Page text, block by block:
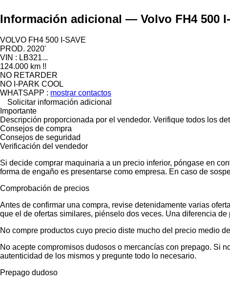
Información adicional — Volvo FH4 500 I-
VOLVO FH4 500 I-SAVE
PROD. 2020'
VIN : LB321...
124.000 km !!
NO RETARDER
NO I-PARK COOL
WHATSAPP : mostrar contactos
Solicitar información adicional
Importante
Descripción proporcionada por el vendedor. Verifique todos los
Consejos de compra
Consejos de seguridad
Verificación del vendedor
Si decide comprar maquinaria a un precio inferior, póngase en
forma de engaño es presentarse como empresa. En caso de
Comprobación de precios
Antes de confirmar una compra, revise detenidamente varias
que el de ofertas similares, piénselo dos veces. Una diferencia
No compre productos cuyo precio diste mucho del precio medio
No acepte compromisos dudosos o mercancías con prepago. Si
autenticidad de los mismos y pregunte todo lo necesario.
Prepago dudoso